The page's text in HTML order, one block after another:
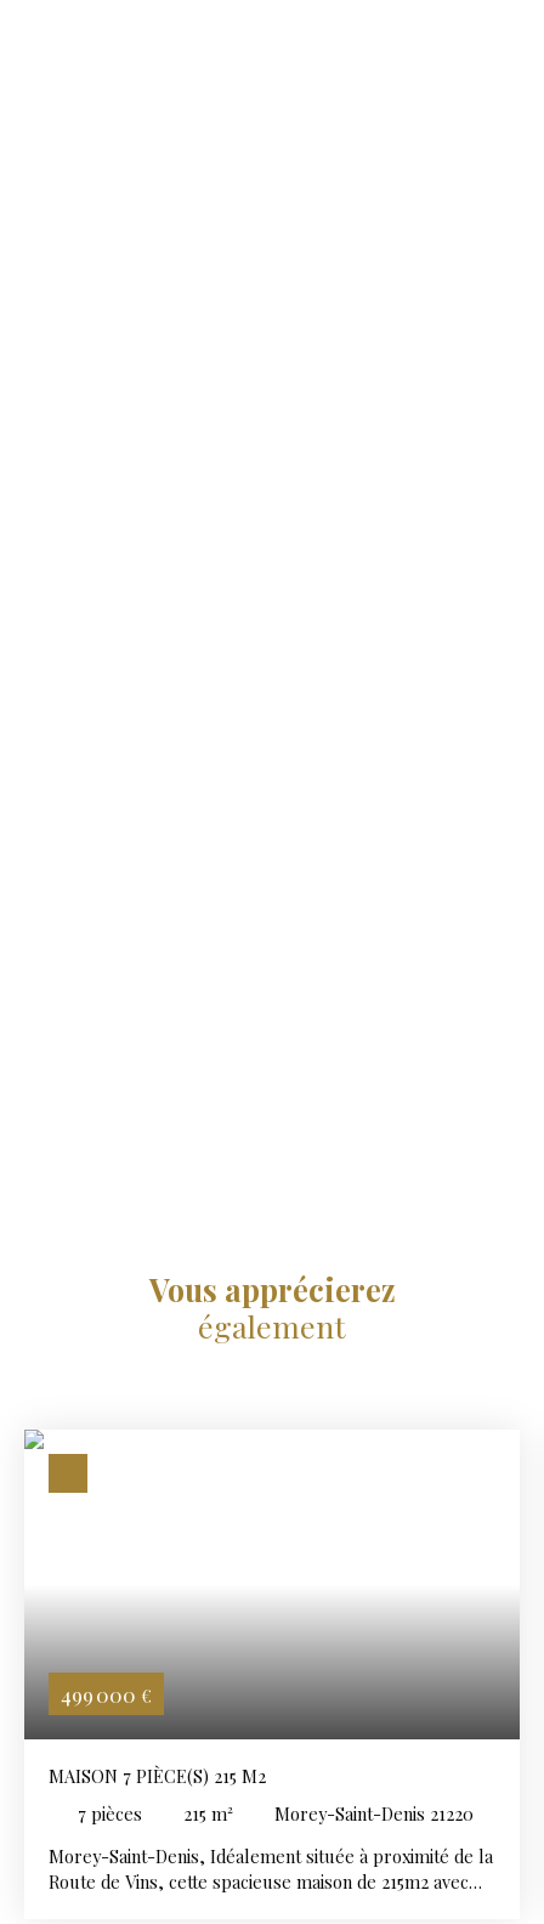
Vous apprécierez
également
499 000 €
MAISON 7 PIÈCE(S) 215 M2
7 pièces 215 m²
Morey-Saint-Denis 21220
Morey-Saint-Denis, Idéalement située à proximité de la
Route de Vins, cette spacieuse maison de 215m2 avec